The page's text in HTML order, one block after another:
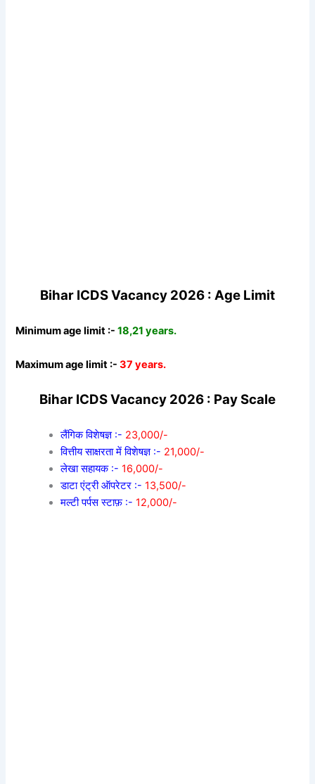
Bihar ICDS Vacancy 2026 : Age Limit
Minimum age limit :-18,21 years.
Maximum age limit :-37 years.
Bihar ICDS Vacancy 2026 : Pay Scale
लैंगिक विशेषज्ञ :- 23,000/-
वित्तीय साक्षरता में विशेषज्ञ :- 21,000/-
लेखा सहायक :- 16,000/-
डाटा एंट्री ऑपरेटर :- 13,500/-
मल्टी पर्पस स्टाफ़ :- 12,000/-